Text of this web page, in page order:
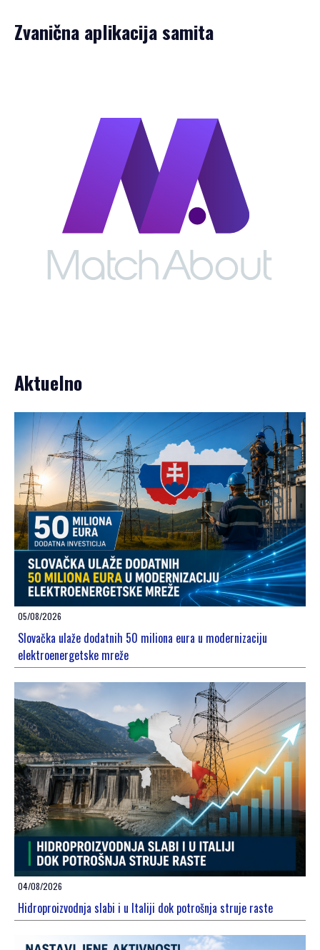
Zvanična aplikacija samita
Aktuelno
05/08/2026
Slovačka ulaže dodatnih 50 miliona eura u modernizaciju
elektroenergetske mreže
04/08/2026
Hidroproizvodnja slabi i u Italiji dok potrošnja struje raste